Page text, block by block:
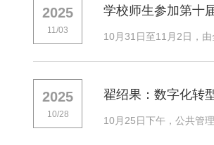
2025
11/03
学校师生参加第十
10月31日至11月2日，
2025
10/28
翟绍果：数字化转
10月25日下午，公共管